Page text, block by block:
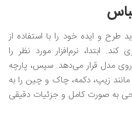
طرح و ایده خود را با استفاده از
ابتدا، نرم‌افزار مورد نظر را
روی مدل قرار می‌دهد. سپس، پارچه
زیپ، دکمه، چاک و چین را به
به صورت کامل و جزئیات دقیقی